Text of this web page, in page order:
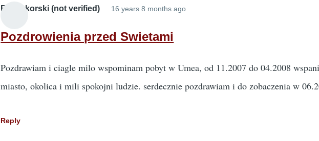
Bialoskorski (not verified) 16 years 8 months ago
Pozdrowienia przed Swietami
Pozdrawiam i ciagle milo wspominam pobyt w Umea, od 11.2007 do 04.2008
miasto, okolica i mili spokojni ludzie. serdecznie pozdrawiam i do zobaczenia w
Reply